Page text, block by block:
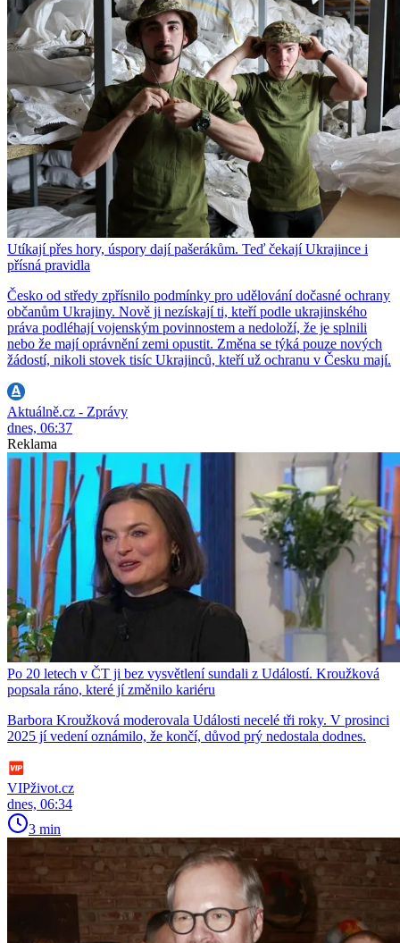
Utíkají přes hory, úspory dají pašerákům. Teď čekají Ukrajince i
přísná pravidla
Česko od středy zpřísnilo podmínky pro udělování dočasné ochrany
občanům Ukrajiny. Nově ji nezískají ti, kteří podle ukrajinského
práva podléhají vojenským povinnostem a nedoloží, že je splnili
nebo že mají oprávnění zemi opustit. Změna se týká pouze nových
žádostí, nikoli stovek tisíc Ukrajinců, kteří už ochranu v Česku mají.
Aktuálně.cz - Zprávy
dnes, 06:37
Reklama
Po 20 letech v ČT ji bez vysvětlení sundali z Událostí. Kroužková
popsala ráno, které jí změnilo kariéru
Barbora Kroužková moderovala Události necelé tři roky. V prosinci
2025 jí vedení oznámilo, že končí, důvod prý nedostala dodnes.
VIPživot.cz
dnes, 06:34
3 min